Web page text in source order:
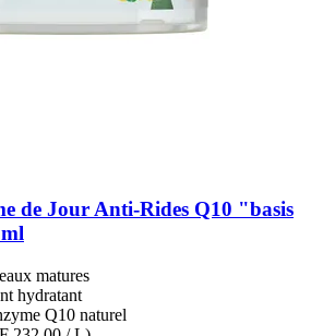
de Jour Anti-​Rides Q10 "basis
matures
hydratant
Q10 naturel